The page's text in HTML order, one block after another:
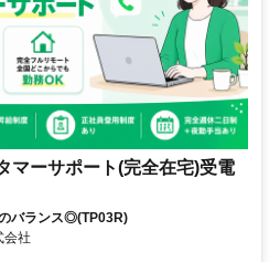
マーサポート(完全在宅)受電
バランス◎(TP03R)
会社